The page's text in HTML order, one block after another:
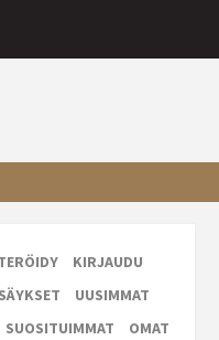
KIRJAUDU
UUSIMMAT
SUOSITUIMMAT
OMAT